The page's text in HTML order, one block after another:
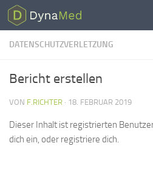
Zum Inhalt springen
DATENSCHUTZVERLETZUNG
Bericht erstellen
VON F.RICHTER · 18. FEBRUAR 2019
Dieser Inhalt ist registrierten
dich ein, oder registriere dich.